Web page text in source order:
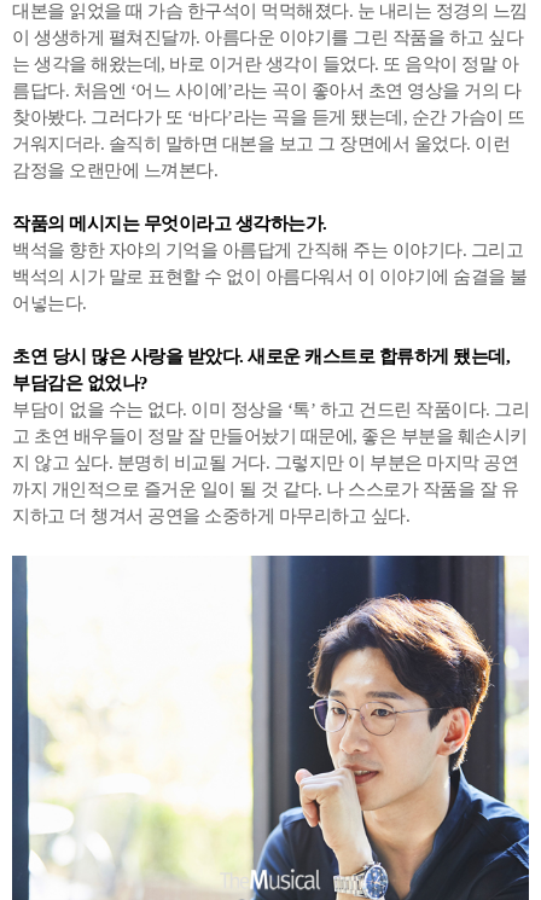
대본을 읽었을 때 가슴 한구석이 먹먹해졌다. 눈 내리는 정경의 느낌
이 생생하게 펼쳐진달까. 아름다운 이야기를 그린 작품을 하고 싶다
는 생각을 해왔는데, 바로 이거란 생각이 들었다. 또 음악이 정말 아
름답다. 처음엔 ‘어느 사이에’라는 곡이 좋아서 초연 영상을 거의 다
찾아봤다. 그러다가 또 ‘바다’라는 곡을 듣게 됐는데, 순간 가슴이 뜨
거워지더라. 솔직히 말하면 대본을 보고 그 장면에서 울었다. 이런
감정을 오랜만에 느껴본다.
작품의 메시지는 무엇이라고 생각하는가.
백석을 향한 자야의 기억을 아름답게 간직해 주는 이야기다. 그리고
백석의 시가 말로 표현할 수 없이 아름다워서 이 이야기에 숨결을 불
어넣는다.
초연 당시 많은 사랑을 받았다. 새로운 캐스트로 합류하게 됐는데,
부담감은 없었나?
부담이 없을 수는 없다. 이미 정상을 ‘톡’ 하고 건드린 작품이다. 그리
고 초연 배우들이 정말 잘 만들어놨기 때문에, 좋은 부분을 훼손시키
지 않고 싶다. 분명히 비교될 거다. 그렇지만 이 부분은 마지막 공연
까지 개인적으로 즐거운 일이 될 것 같다. 나 스스로가 작품을 잘 유
지하고 더 챙겨서 공연을 소중하게 마무리하고 싶다.